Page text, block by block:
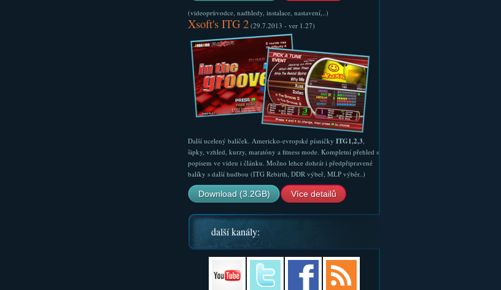
(videoprůvodce, nadhledy, instalace, nastavení,..)
Xsoft's ITG 2(29.7.2013 - ver 1.27)
Další ucelený balíček. Americko-evropské písničky ITG1,2,3,
šipky, vzhled, kurzy, maratóny a fitness mode. Kompletní přehled s
popisem ve videu i článku. Možno lehce dohrát i předpřipravené
balíky s další hudbou (ITG Rebirth, DDR výbeř, MLP výběr..)
Download (3.2GB) Více detailů
další kanály: